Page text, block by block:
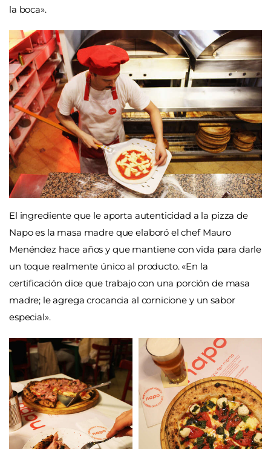
la boca».
El ingrediente que le aporta autenticidad a la pizza de
Napo es la masa madre que elaboró el chef Mauro
Menéndez hace años y que mantiene con vida para darle
un toque realmente único al producto. «En la
certificación dice que trabajo con una porción de masa
madre; le agrega crocancia al cornicione y un sabor
especial».